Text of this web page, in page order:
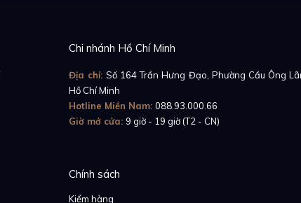
Chi nhánh Hồ Chí Minh
Địa chỉ:Số 164 Trần Hưng Đạo, Phường Cầu Ông
Hồ Chí Minh
Hotline Miền Nam: 088.93.000.66
Giờ mở cửa: 9 giờ - 19 giờ (T2 - CN)
Chính sách
Kiểm hàng